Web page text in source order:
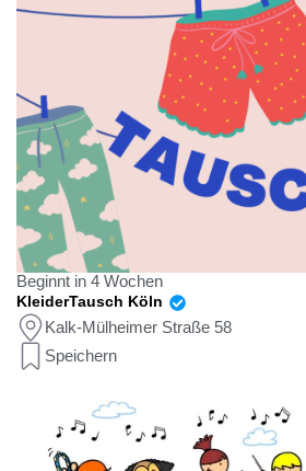
Beginnt in 4 Wochen
KleiderTausch Köln
Kalk-Mülheimer Straße 58
Speichern